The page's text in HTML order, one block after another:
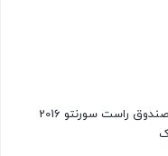
خطر صندوق راست سورنتو 2015 استوک | خطر صندوق راست سورنتو 2016